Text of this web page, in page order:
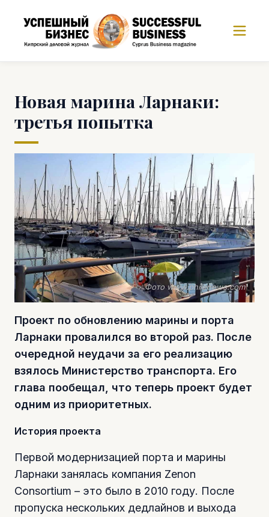
Новая марина Ларнаки:
третья попытка
Фото www.philenews.com
Проект по обновлению марины и порта
Ларнаки провалился во второй раз. После
очередной неудачи за его реализацию
взялось Министерство транспорта. Его
глава пообещал, что теперь проект будет
одним из приоритетных.
История проекта
Первой модернизацией порта и марины
Ларнаки занялась компания Zenon
Consortium – это было в 2010 году. После
пропуска нескольких дедлайнов и выхода